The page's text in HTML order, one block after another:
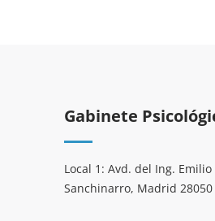
Gabinete
Local 1: Avd. del Ing.
Sanchinarro, Madrid 28050